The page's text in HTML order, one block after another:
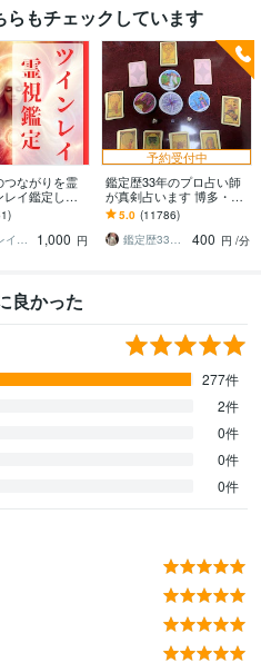
もチェックしています
つながりを霊
イ鑑定しま
とつながる
のか鑑定し
ツインレイ縁結び専門鑑定士✢神結シオン✢
1,000 円
予約受付中
鑑定歴33年のプロ占い師
が真剣占います 博多・廓
屋の純血統占い祈願師
雷鳥
5.0 (11786)
鑑定歴33年のプロ占い師 雷鳥
400 円 /分
良かった
277件
2件
0件
0件
0件